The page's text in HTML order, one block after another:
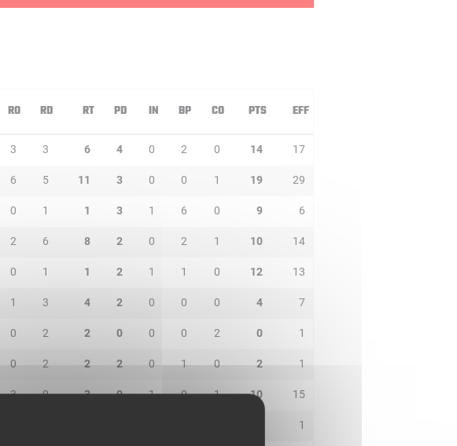
RO RD RT PD IN BP CO PTS EFF
3 3 6 4 0 2 0 14 17
6 5 11 3 0 0 1 19 29
0 1 1 3 1 6 0 9 6
2 6 8 2 0 2 1 10 14
0 1 1 2 1 1 0 12 13
1 3 4 2 0 0 0 4 7
0 2 2 0 0 0 2 0 1
0 2 2 2 0 1 0 2 1
3 0 3 0 1 0 1 10 15
1